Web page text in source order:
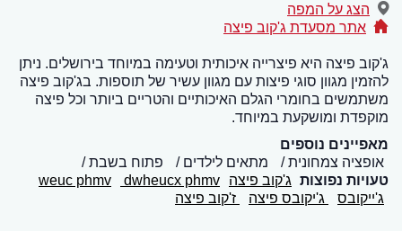
הצג על המפה
אתר מסעדת ג'קוב פיצה
ג'קוב פיצה היא פיצרייה איכותית וטעימה במיוחד בירושלים. ניתן
להזמין מגוון סוגי פיצות עם מגוון עשיר של תוספות. בג'קוב פיצה
משתמשים בחומרי הגלם האיכותיים והטריים ביותר וכל פיצה
מוקפדת ומושקעת במיוחד.
מאפיינים נוספים
אופציה צמחונית
מתאים לילדים
פתוח בשבת
טעויות נפוצות ג'קוב פיצה weuc phmv
dwheucx phmv
ג'ייקובס
ג'יקובס פיצה ז'קוב פיצה